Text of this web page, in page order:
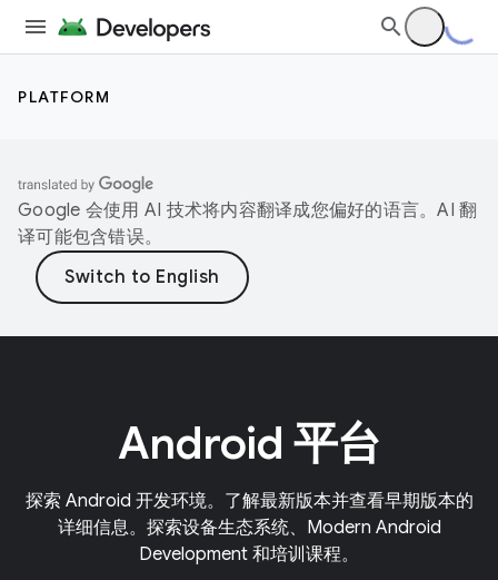
PLATFORM
Google 会使用 AI 技术将内容翻译成您偏好的语言。AI 翻
译可能包含错误。
Android 平台
探索 Android 开发环境。了解最新版本并查看早期版本的
详细信息。探索设备生态系统、Modern Android
Development 和培训课程。